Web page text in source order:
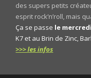
des supers petits
esprit rock’n’roll, mais
Ça se passe le
K7 et au Brin de Zinc,
>>> les infos